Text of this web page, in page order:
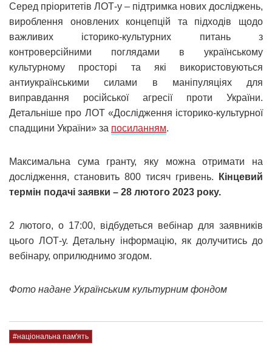
Серед пріоритетів ЛОТ-у – підтримка нових досліджень,
вироблення оновлених концепцій та підходів щодо
важливих історико-культурних питань з
контроверсійними поглядами в українському
культурному просторі та які використовуються
антиукраїнськими силами в маніпуляціях для
виправдання російської агресії проти України.
Детальніше про ЛОТ «Дослідження історико-культурної
спадщини України» за посиланням.
Максимальна сума гранту, яку можна отримати на
дослідження, становить 800 тисяч гривень.
Кінцевий
термін подачі заявки – 28 лютого 2023 року.
2 лютого, о 17:00, відбудеться вебінар для заявників
цього ЛОТ-у. Детальну інформацію, як долучитись до
вебінару, оприлюднимо згодом.
Фото надане Українським культурним фондом
#національна пам'ять